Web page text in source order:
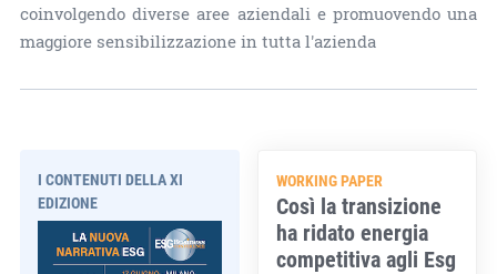
coinvolgendo diverse aree aziendali e promuovendo una
maggiore sensibilizzazione in tutta l'azienda
I CONTENUTI DELLA XI
EDIZIONE
WORKING PAPER
Così la transizione
ha ridato energia
competitiva agli Esg